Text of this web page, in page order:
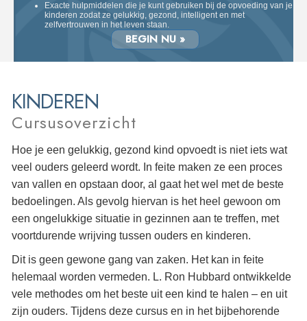
Exacte hulpmiddelen die je kunt gebruiken bij de opvoeding van je
kinderen zodat ze gelukkig, gezond, intelligent en met
zelfvertrouwen in het leven staan.
BEGIN NU »
KINDEREN
Cursusoverzicht
Hoe je een gelukkig, gezond kind opvoedt is niet iets wat
veel ouders geleerd wordt. In feite maken ze een proces
van vallen en opstaan door, al gaat het wel met de beste
bedoelingen. Als gevolg hiervan is het heel gewoon om
een ongelukkige situatie in gezinnen aan te treffen, met
voortdurende wrijving tussen ouders en kinderen.
Dit is geen gewone gang van zaken. Het kan in feite
helemaal worden vermeden. L. Ron Hubbard ontwikkelde
vele methodes om het beste uit een kind te halen – en uit
zijn ouders. Tijdens deze cursus en in het bijbehorende